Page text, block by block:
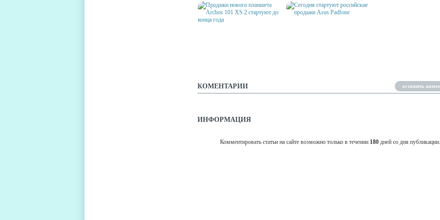
КОМЕНТАРИИ оставить
ИНФОРМАЦИЯ
Комментировать статьи на сайте возможно только в течении 180дней со дня публикации.